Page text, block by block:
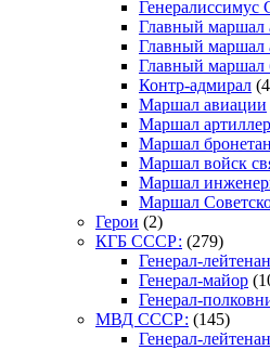
Генералиссимус
Главный маршал
Главный маршал
Главный маршал
Контр-адмирал
Маршал авиации
Маршал
Маршал
Маршал войск
Маршал
Маршал
Герои (2)
КГБ СССР: (279)
Генерал-
Генерал-майор
Генерал-
МВД СССР: (145)
Генерал-